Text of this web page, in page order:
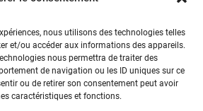
nous utilisons des technologies telles
et/ou accéder aux informations des appareils.
nous permettra de traiter des
de navigation ou les ID uniques sur ce
ou de retirer son consentement peut avoir
caractéristiques et fonctions.
de l’Electronique et des Technologies
la Communication